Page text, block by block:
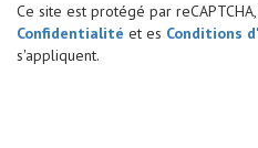
Ce site est protégé par
Confidentialité et es Conditions
s'appliquent.